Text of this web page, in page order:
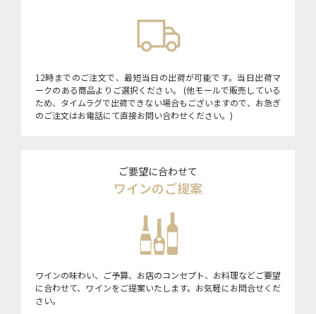
12時までのご注文で、最短当日の出荷が可能です。当日出荷マ
ークのある商品よりご選択ください。 (他モールで販売している
ため、タイムラグで出荷できない場合もございますので、お急ぎ
のご注文はお電話にて直接お問い合わせください。)
ご要望に合わせて
ワインのご提案
ワインの味わい、ご予算、お店のコンセプト、お料理などご要望
に合わせて、ワインをご提案いたします。お気軽にお問合せくだ
さい。